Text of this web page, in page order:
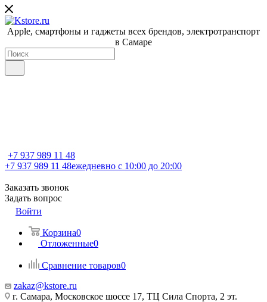
Apple, cмартфоны и гаджеты всех брендов, электротранспорт
в Самаре
+7 937 989 11 48
+7 937 989 11 48ежедневно с 10:00 до 20:00
Заказать звонок
Задать вопрос
Войти
Корзина0
Отложенные0
Сравнение товаров0
zakaz@kstore.ru
г. Самара, Московское шоссе 17, ТЦ Сила Спорта, 2 эт.